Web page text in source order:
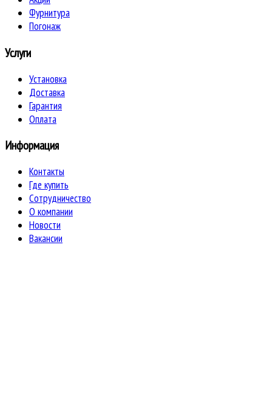
Фурнитура
Погонаж
Услуги
Установка
Доставка
Гарантия
Оплата
Информация
Контакты
Где купить
Сотрудничество
О компании
Новости
Вакансии